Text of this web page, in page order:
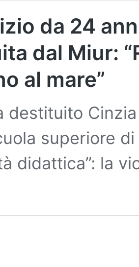
da 24
dal Miur:
al mare”
destituito
superiore
didattica”: la